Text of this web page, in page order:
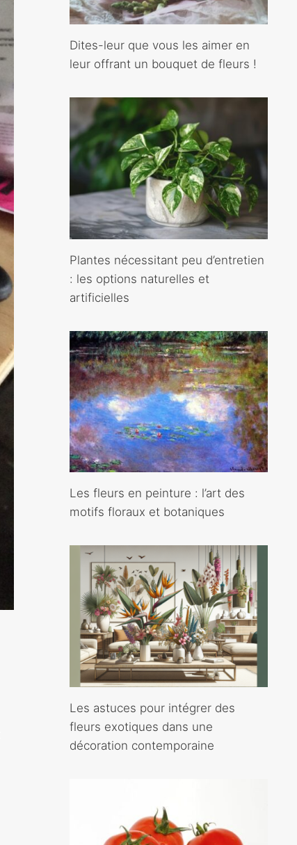
Dites-leur que vous les aimer en
leur offrant un bouquet de fleurs !
Plantes nécessitant peu d’entretien
: les options naturelles et
artificielles
Les fleurs en peinture : l’art des
motifs floraux et botaniques
Les astuces pour intégrer des
fleurs exotiques dans une
décoration contemporaine